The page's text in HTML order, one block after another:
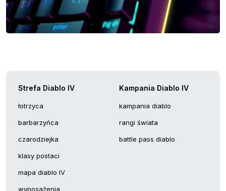
Strefa Diablo IV
łotrzyca
barbarzyńca
czarodziejka
klasy postaci
mapa diablo IV
wyposażenia
Kampania Diablo IV
kampania diablo
rangi świata
battle pass diablo